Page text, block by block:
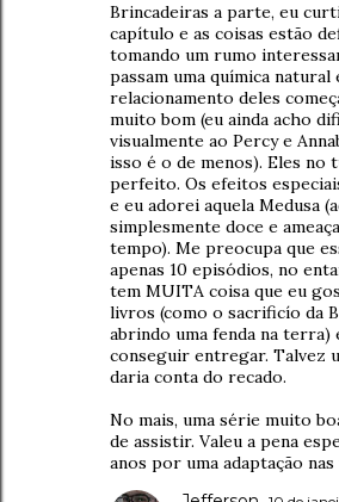
Brincadeiras a parte, eu
capítulo e as coisas estão
tomando um rumo
passam uma química natural
relacionamento deles
muito bom (eu ainda acho
visualmente ao Percy e
isso é o de menos). Eles no
perfeito. Os efeitos
e eu adorei aquela Medusa
simplesmente doce e
tempo). Me preocupa que
apenas 10 episódios, no
tem MUITA coisa que eu
livros (como o sacrificío da
abrindo uma fenda na terra)
conseguir entregar. Talvez
daria conta do recado.
No mais, uma série muito
de assistir. Valeu a pena
anos por uma adaptação